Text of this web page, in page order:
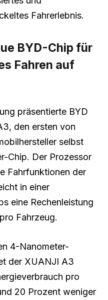
Fahrerlebnis.
BYD-Chip für
Fahren auf
präsentierte BYD
den ersten von
selbst
Chip. Der Prozessor
Fahrfunktionen der
in einer
eine Rechenleistung
Fahrzeug.
4-Nanometer-
der XUANJI A3
pro
20 Prozent weniger